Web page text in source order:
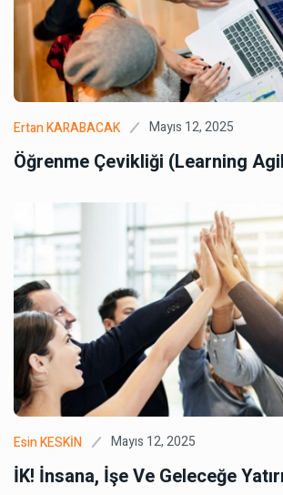
Ertan KARABACAK Mayıs 12, 2025
Öğrenme Çevikliği (Learning
Esin KESKİN Mayıs 12, 2025
İK! İnsana, İşe Ve Geleceğe